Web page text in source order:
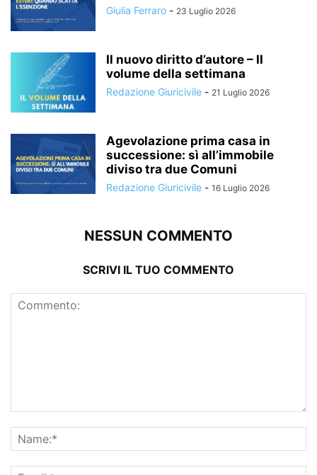
Giulia Ferraro - 23 Luglio 2026
Il nuovo diritto d’autore – Il
volume della settimana
Redazione Giuricivile - 21 Luglio 2026
Agevolazione prima casa in
successione: sì all’immobile
diviso tra due Comuni
Redazione Giuricivile - 16 Luglio 2026
NESSUN COMMENTO
SCRIVI IL TUO COMMENTO